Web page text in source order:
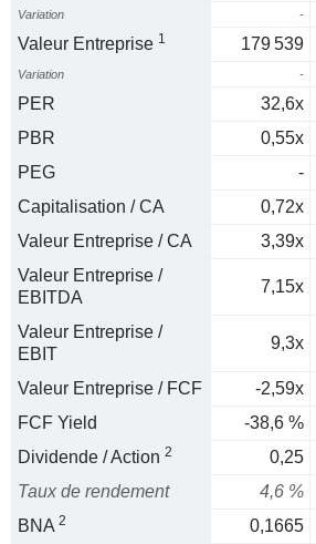
Variation -
Valeur Entreprise 1 179 539
Variation -
PER 32,6x
PBR
0,55x
PEG
-
Capitalisation / CA
0,72x
Valeur Entreprise / CA
3,39x
Valeur Entreprise /
EBITDA
7,15x
Valeur Entreprise /
EBIT
9,3x
Valeur Entreprise / FCF -2,59x
FCF Yield
-38,6 %
Dividende / Action 2 0,25
Taux de rendement
4,6 %
BNA 2 0,1665